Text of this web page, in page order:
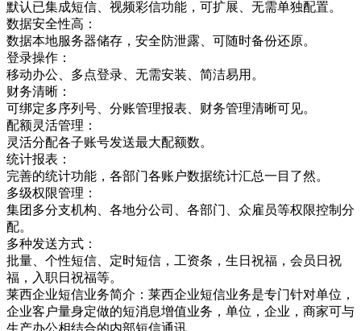
默认已集成短信、视频彩信功能，可扩展、无需单独配置。
数据安全性高：
数据本地服务器储存，安全防泄露、可随时备份还原。
登录操作：
移动办公、多点登录、无需安装、简洁易用。
财务清晰：
可绑定多序列号、分账管理报表、财务管理清晰可见。
配额灵活管理：
灵活分配各子账号发送最大配额数。
统计报表：
完善的统计功能，各部门各账户数据统计汇总一目了然。
多级权限管理：
集团多分支机构、各地分公司、各部门、众雇员等权限控制分
配。
多种发送方式：
批量、个性短信、定时短信，工资条，生日祝福，会员日祝
福，入职日祝福等。
莱西企业短信业务简介：莱西企业短信业务是专门针对单位，
企业客户量身定做的短消息增值业务，单位，企业，商家可与
生产办公相结合的内部短信通讯，